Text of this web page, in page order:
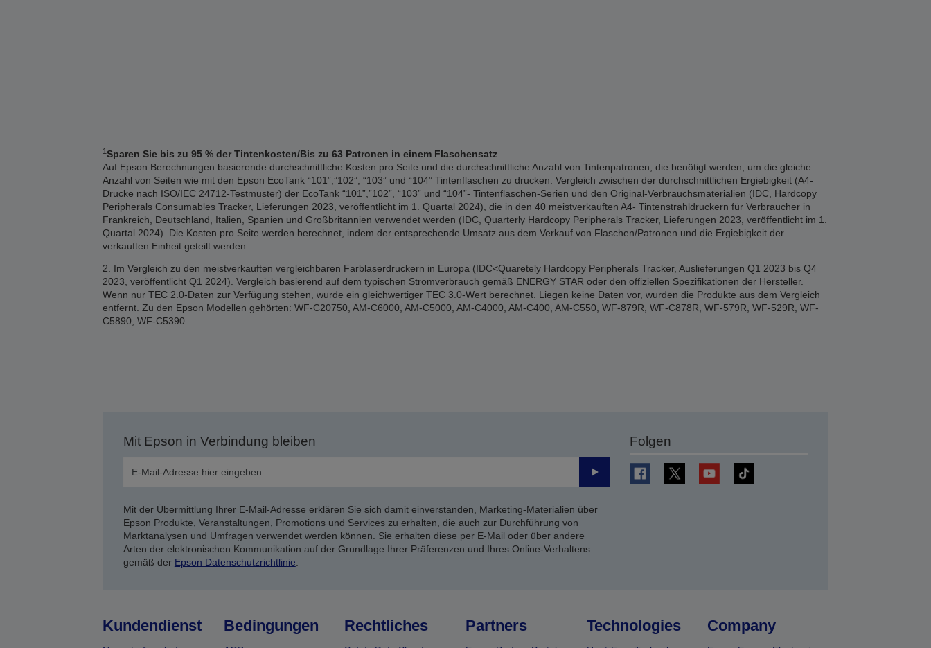
1Sparen Sie bis zu 95 % der Tintenkosten/Bis zu 63 Patronen in einem Flaschensatz
Auf Epson Berechnungen basierende durchschnittliche Kosten pro Seite und die durchschnittliche Anzahl von Tintenpatronen, die benötigt werden, um die gleiche
Anzahl von Seiten wie mit den Epson EcoTank “101”,”102”, “103” und “104” Tintenflaschen zu drucken. Vergleich zwischen der durchschnittlichen Ergiebigkeit (A4-
Drucke nach ISO/IEC 24712-Testmuster) der EcoTank “101”,”102”, “103” und “104”- Tintenflaschen-Serien und den Original-Verbrauchsmaterialien (IDC, Hardcopy
Peripherals Consumables Tracker, Lieferungen 2023, veröffentlicht im 1. Quartal 2024), die in den 40 meistverkauften A4- Tintenstrahldruckern für Verbraucher in
Frankreich, Deutschland, Italien, Spanien und Großbritannien verwendet werden (IDC, Quarterly Hardcopy Peripherals Tracker, Lieferungen 2023, veröffentlicht im 1.
Quartal 2024). Die Kosten pro Seite werden berechnet, indem der entsprechende Umsatz aus dem Verkauf von Flaschen/Patronen und die Ergiebigkeit der
verkauften Einheit geteilt werden.
2. Im Vergleich zu den meistverkauften vergleichbaren Farblaserdruckern in Europa (IDC<Quaretely Hardcopy Peripherals Tracker, Auslieferungen Q1 2023 bis Q4
2023, veröffentlicht Q1 2024). Vergleich basierend auf dem typischen Stromverbrauch gemäß ENERGY STAR oder den offiziellen Spezifikationen der Hersteller.
Wenn nur TEC 2.0-Daten zur Verfügung stehen, wurde ein gleichwertiger TEC 3.0-Wert berechnet. Liegen keine Daten vor, wurden die Produkte aus dem Vergleich
entfernt. Zu den Epson Modellen gehörten: WF-C20750, AM-C6000, AM-C5000, AM-C4000, AM-C400, AM-C550, WF-879R, WF-C878R, WF-579R, WF-529R, WF-
C5890, WF-C5390.
Mit Epson in Verbindung bleiben
Senden
Mit der Übermittlung Ihrer E-Mail-Adresse erklären Sie sich damit einverstanden, Marketing-Materialien über
Epson Produkte, Veranstaltungen, Promotions und Services zu erhalten, die auch zur Durchführung von
Marktanalysen und Umfragen verwendet werden können. Sie erhalten diese per E-Mail oder über andere
Arten der elektronischen Kommunikation auf der Grundlage Ihrer Präferenzen und Ihres Online-Verhaltens
gemäß der Epson Datenschutzrichtlinie
Folgen
Kundendienst Bedingungen Rechtliches Partners Technologies Company